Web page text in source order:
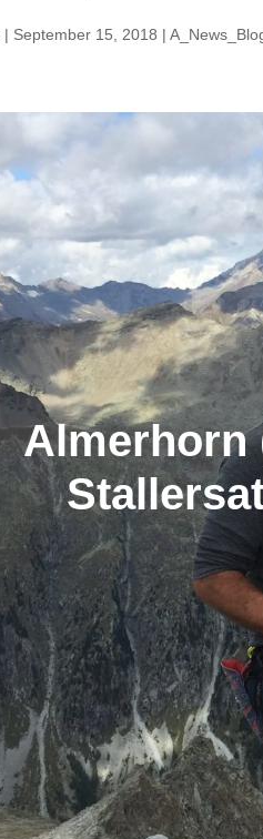
| September 15, 2018 |
Almerhorn